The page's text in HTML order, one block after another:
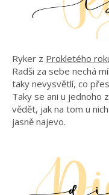
Ryker z Prokletého
Radši za sebe nechá
taky nevysvětlí, co
Taky se ani u jednoho
vědět, jak na tom u
jasně najevo.